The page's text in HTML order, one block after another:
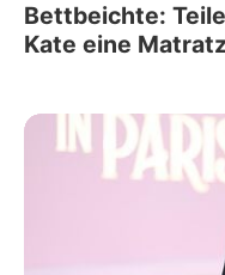
Bettbeichte:
Kate eine